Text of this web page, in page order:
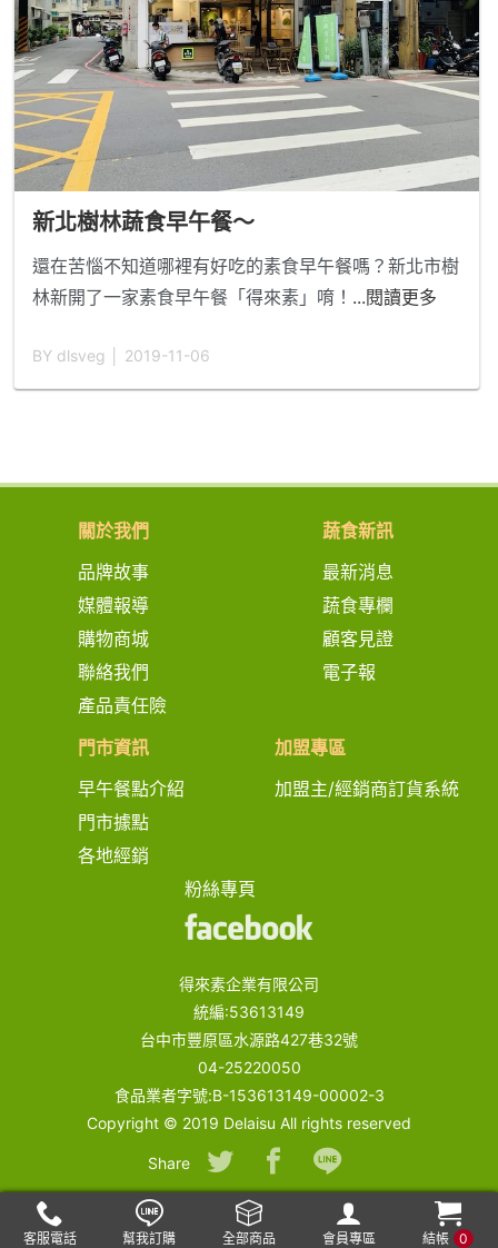
新北樹林蔬食早午餐～
還在苦惱不知道哪裡有好吃的素食早午餐嗎？新北市樹
林新開了一家素食早午餐「得來素」唷！ ...閱讀更多
BY dlsveg │ 2019-11-06
關於我們
品牌故事
媒體報導
購物商城
聯絡我們
產品責任險
蔬食新訊
最新消息
蔬食專欄
顧客見證
電子報
門市資訊
早午餐點介紹
門市據點
各地經銷
加盟專區
加盟主/經銷商訂貨系統
粉絲專頁
得來素企業有限公司
統編:53613149
台中市豐原區水源路427巷32號
04-25220050
食品業者字號:B-153613149-00002-3
Copyright © 2019 Delaisu All rights reserved
Share
客服電話 幫我訂購 全部商品 會員專區 結帳 0